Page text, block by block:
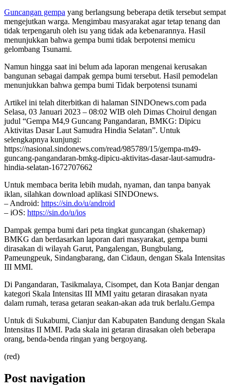
Guncangan gempa yang berlangsung beberapa detik tersebut sempat
mengejutkan warga. Mengimbau masyarakat agar tetap tenang dan
tidak terpengaruh oleh isu yang tidak ada kebenarannya. Hasil
menunjukkan bahwa gempa bumi tidak berpotensi memicu
gelombang Tsunami.
Namun hingga saat ini belum ada laporan mengenai kerusakan
bangunan sebagai dampak gempa bumi tersebut. Hasil pemodelan
menunjukkan bahwa gempa bumi Tidak berpotensi tsunami
Artikel ini telah diterbitkan di halaman SINDOnews.com pada
Selasa, 03 Januari 2023 – 08:02 WIB oleh Dimas Choirul dengan
judul “Gempa M4,9 Guncang Pangandaran, BMKG: Dipicu
Aktivitas Dasar Laut Samudra Hindia Selatan”. Untuk
selengkapnya kunjungi:
https://nasional.sindonews.com/read/985789/15/gempa-m49-
guncang-pangandaran-bmkg-dipicu-aktivitas-dasar-laut-samudra-
hindia-selatan-1672707662
Untuk membaca berita lebih mudah, nyaman, dan tanpa banyak
iklan, silahkan download aplikasi SINDOnews.
– Android: https://sin.do/u/android
– iOS: https://sin.do/u/ios
Dampak gempa bumi dari peta tingkat guncangan (shakemap)
BMKG dan berdasarkan laporan dari masyarakat, gempa bumi
dirasakan di wilayah Garut, Pangalengan, Bungbulang,
Pameungpeuk, Sindangbarang, dan Cidaun, dengan Skala Intensitas
III MMI.
Di Pangandaran, Tasikmalaya, Cisompet, dan Kota Banjar dengan
kategori Skala Intensitas III MMI yaitu getaran dirasakan nyata
dalam rumah, terasa getaran seakan-akan ada truk berlalu.Gempa
Untuk di Sukabumi, Cianjur dan Kabupaten Bandung dengan Skala
Intensitas II MMI. Pada skala ini getaran dirasakan oleh beberapa
orang, benda-benda ringan yang bergoyang.
(red)
Post navigation